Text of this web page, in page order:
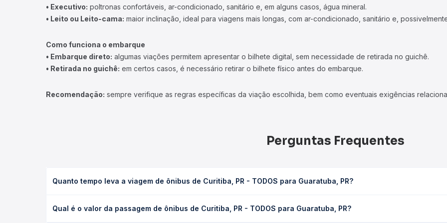
• Executivo: poltronas confortáveis, ar-condicionado, sanitário e, em alguns casos, água mineral.
• Leito ou Leito-cama: maior inclinação, ideal para viagens mais longas, com ar-condicionado, sanitário e,
Como funciona o embarque
• Embarque direto: algumas viações permitem apresentar o bilhete digital, sem necessidade de retirada no guichê.
• Retirada no guichê: em certos casos, é necessário retirar o bilhete físico antes do embarque.
Recomendação: sempre verifique as regras específicas da viação escolhida, bem como eventuais exigências
Perguntas Frequentes
Quanto tempo leva a viagem de ônibus de Curitiba, PR - TODOS para Guaratuba, PR?
ou leito) e as condições de tráfego. Na Quero Passagem você consulta os horários disponíveis e vê a duração exata
Qual é o valor da passagem de ônibus de Curitiba, PR - TODOS para Guaratuba, PR?